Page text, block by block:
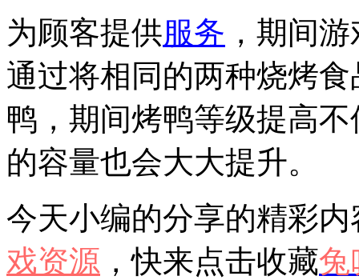
为顾客提供服务 ，期间
通过将相同的两种烧烤
鸭，期间烤鸭等级提高
的容量也会大大提升。
今天小编的分享的精彩
戏资源 ，快来点击收藏兔